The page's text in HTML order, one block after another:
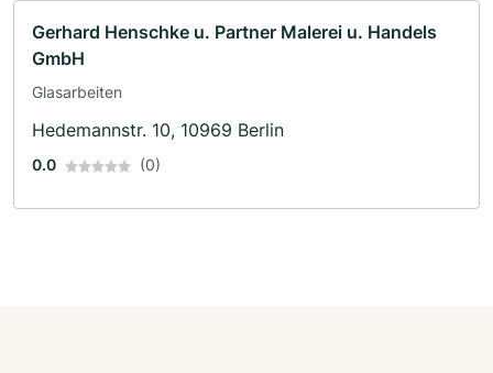
Gerhard Henschke u. Partner Malerei u. Handels
GmbH
Glasarbeiten
Hedemannstr. 10, 10969 Berlin
0.0 (0)